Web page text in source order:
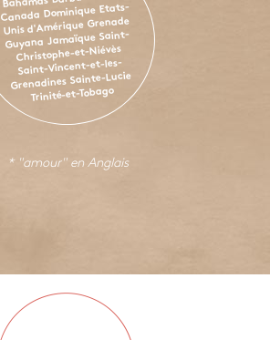
Bahamas
Canada Dominique Etats-
Unis d'Amérique Grenade
Guyana Jamaïque Saint-
Christophe-et-Niévès
Saint-Vincent-et-les-
Grenadines Sainte-Lucie
Trinité-et-Tobago
* "amour" en Anglais